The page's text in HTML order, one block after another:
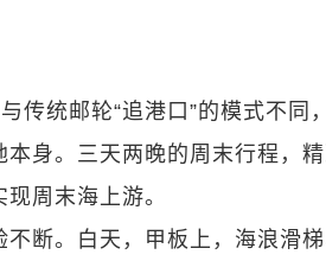
传统邮轮“追港口”的模式不同
身。三天两晚的周末行程，
周末海上游。
不断。白天，甲板上，海浪滑